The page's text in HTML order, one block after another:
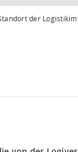
der